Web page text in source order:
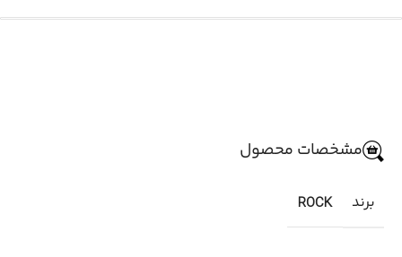
مشخصات محصول
برند ROCK